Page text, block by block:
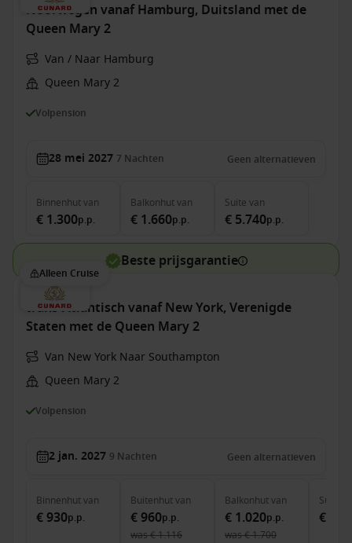
Noorwegen vanaf Hamburg, Duitsland met de
Queen Mary 2
Van / Naar Hamburg
Queen Mary 2
Volpension
28 mei 2027 7 Nachten Geen alternatieven
Binnenhutvan
€ 1.300p.p.
Balkonhutvan
€ 1.660p.p.
Suite van
€ 5.740p.p.
Beste prijsgarantie
Alleen Cruise
trans-Atlantisch vanaf New York, Verenigde
Staten met de Queen Mary 2
Van New York Naar Southampton
Queen Mary 2
Volpension
2 jan. 2027 9 Nachten Geen alternatieven
Binnenhutvan
€ 930p.p.
Buitenhutvan
€ 960p.p.
was€ 1.116
Balkonhutvan
€ 1.020p.p.
was€ 1.700
Suite
€